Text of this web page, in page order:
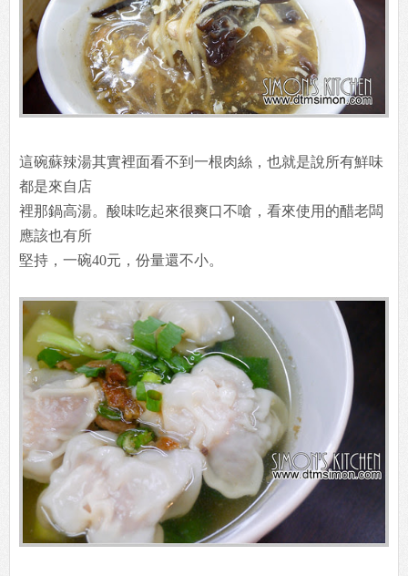
這碗蘇辣湯其實裡面看不到一根肉絲，也就是說所有鮮味
都是來自店
裡那鍋高湯。酸味吃起來很爽口不嗆，看來使用的醋老闆
應該也有所
堅持，一碗40元，份量還不小。